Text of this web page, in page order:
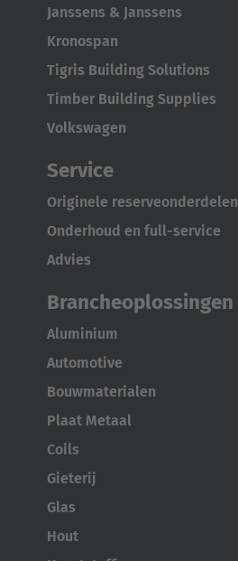
Türkiye
Türkçe
Janssens & Janssens
Kronospan
Tigris Building Solutions
Timber Building Supplies
Volkswagen
Service
Originele reserveonderdelen
Onderhoud en full-service
Advies
Brancheoplossingen
Aluminium
Automotive
Bouwmaterialen
Plaat Metaal
Coils
Gieterij
Glas
Hout